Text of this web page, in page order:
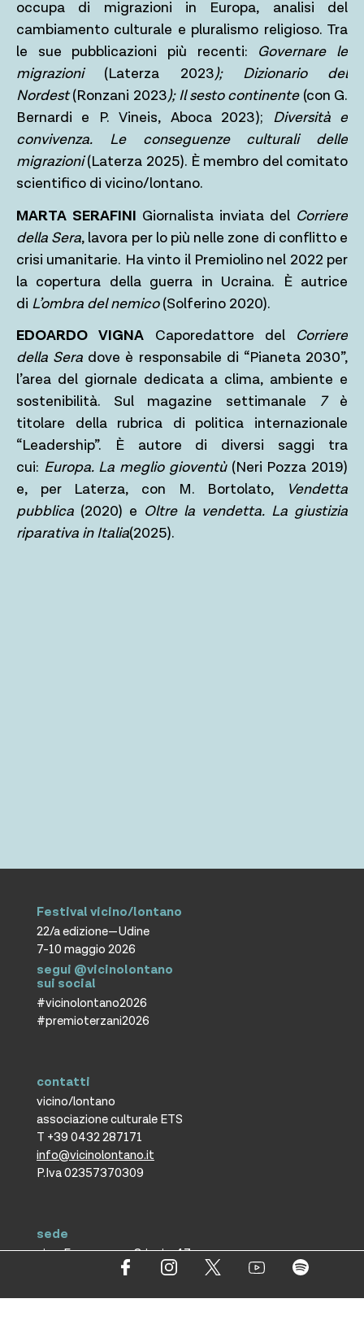
occupa di migrazioni in Europa, analisi del
cambiamento culturale e pluralismo religioso. Tra
le sue pubblicazioni più recenti: Governare le
migrazioni(Laterza 2023); Dizionario del
Nordest(Ronzani 2023); Il sesto continente (con G.
Bernardi e P. Vineis, Aboca 2023); Diversità e
convivenza. Le conseguenze culturali delle
migrazioni(Laterza 2025). È membro del comitato
scientifico di vicino/lontano.
MARTA SERAFINI Giornalista inviata del Corriere
della Sera, lavora per lo più nelle zone di conflitto e
crisi umanitarie. Ha vinto il Premiolino nel 2022 per
la copertura della guerra in Ucraina. È autrice
di L’ombra del nemico(Solferino 2020).
EDOARDO VIGNA Caporedattore del Corriere
della Sera dove è responsabile di “Pianeta 2030”,
l’area del giornale dedicata a clima, ambiente e
sostenibilità. Sul magazine settimanale 7 è
titolare della rubrica di politica internazionale
“Leadership”. È autore di diversi saggi tra
cui: Europa. La meglio gioventù(Neri Pozza 2019)
e, per Laterza, con M. Bortolato,
Vendetta
pubblica (2020) e Oltre la vendetta. La giustizia
riparativa in Italia(2025).
Festival vicino/lontano
22/a edizione—Udine
7-10 maggio 2026
segui @vicinolontano
sui social
#vicinolontano2026
#premioterzani2026
contatti
vicino/lontano
associazione culturale ETS
T +39 0432 287171
info@vicinolontano.it
P.Iva 02357370309
sede
via Francesco Crispi 47